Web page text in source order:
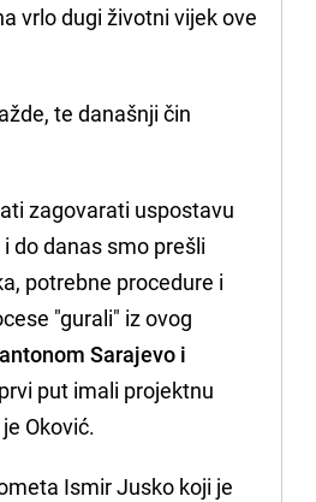
vrlo dugi životni vijek ove
te današnji čin
zagovarati uspostavu
do danas smo prešli
potrebne procedure i
"gurali" iz ovog
Sarajevo i
put imali projektnu
Oković.
Ismir Jusko koji je